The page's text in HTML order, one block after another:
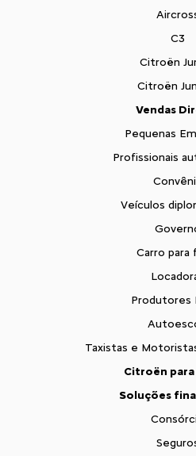
C3
Citroën
Citroën
Vendas
Pequenas
Profissionais
Veículos
Carro para
Produtores
Taxistas e
Citroën
Soluções